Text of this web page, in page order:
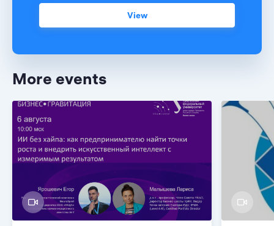
View
More events